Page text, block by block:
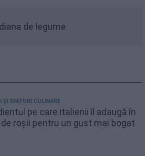
de legume
ȘI SFATURI CULINARE
pe care italienii îl adaugă în
roșii pentru un gust mai bogat